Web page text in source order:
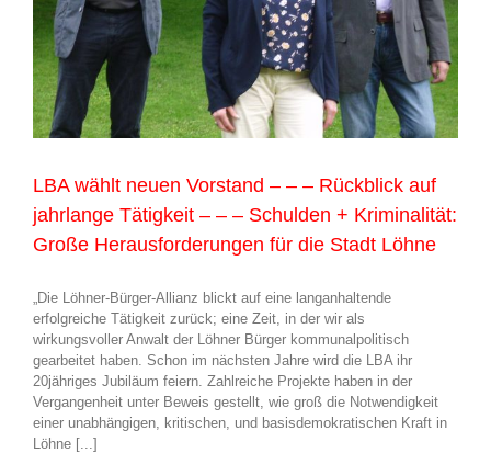
LBA wählt neuen Vorstand – – – Rückblick auf
jahrlange Tätigkeit – – – Schulden + Kriminalität:
Große Herausforderungen für die Stadt Löhne
„Die Löhner-Bürger-Allianz blickt auf eine langanhaltende
erfolgreiche Tätigkeit zurück; eine Zeit, in der wir als
wirkungsvoller Anwalt der Löhner Bürger kommunalpolitisch
gearbeitet haben. Schon im nächsten Jahre wird die LBA ihr
20jähriges Jubiläum feiern. Zahlreiche Projekte haben in der
Vergangenheit unter Beweis gestellt, wie groß die Notwendigkeit
einer unabhängigen, kritischen, und basisdemokratischen Kraft in
Löhne [...]